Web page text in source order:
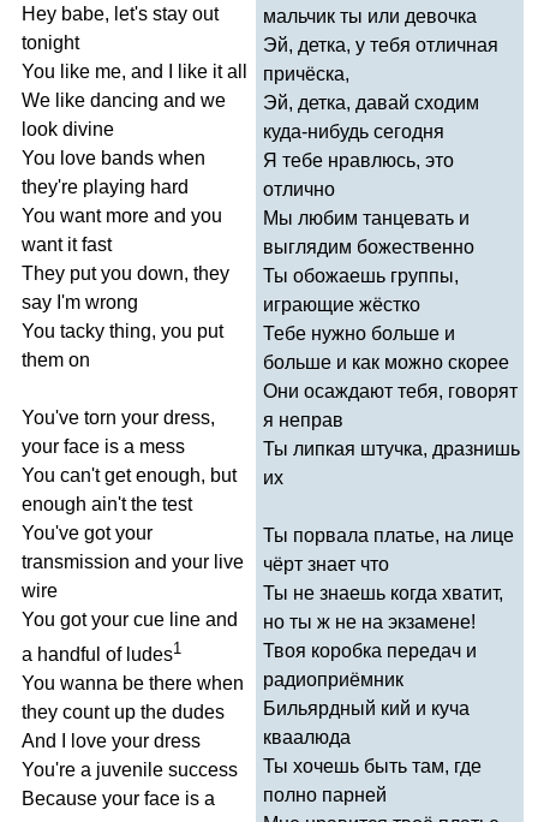
Hey babe, let's stay out
tonight
You like me, and like it all
We like dancing and we
look divine
You love bands when
they're playing hard
You want more and you
want it fast
They put you down, they
say I'm wrong
You tacky thing, you put
them on
You've torn your dress,
your face is a mess
You can't get enough, but
enough ain't the test
You've got your
transmission and your live
wire
You got your cue line and
a handful of ludes1
You wanna be there when
they count up the dudes
And
love your dress
You're a juvenile success
Because your face is a
мальчик ты или девочка
Эй, детка, у тебя отличная
причёска,
Эй, детка, давай сходим
куда-нибудь сегодня
Я тебе нравлюсь, это
отлично
Мы любим танцевать и
выглядим божественно
Ты обожаешь группы,
играющие жёстко
Тебе нужно больше и
больше и как можно скорее
Они осаждают тебя, говорят
я неправ
Ты липкая штучка, дразнишь
их
Ты порвала платье, на лице
чёрт знает что
Ты не знаешь когда хватит,
но ты ж не на экзамене!
Твоя коробка передач и
радиоприёмник
Бильярдный кий и куча
кваалюда
Ты хочешь быть там, где
полно парней